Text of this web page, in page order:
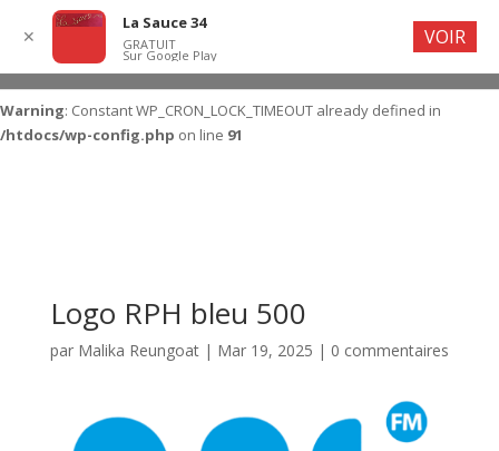
Warning : Constant WP_CRON_LOCK_TIMEOUT already defined in
/htdocs/wp-config.php on line 91
Logo RPH bleu 500
par Malika Reungoat| Mar 19, 2025 | 0 commentaires
✕
La Sauce 34
GRATUIT
Sur Google Play
VOIR